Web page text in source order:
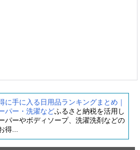
に手に入る日用品ランキングまとめ｜
パー・洗濯などふるさと納税を活用し
パーやボディソープ、洗濯洗剤などの
得...